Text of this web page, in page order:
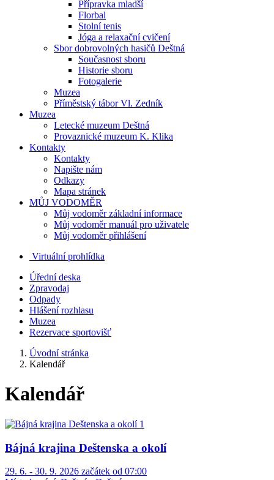
Přípravka mladší
Florbal
Stolní tenis
Jóga a relaxační cvičení
Sbor dobrovolných hasičů Deštná
Současnost sboru
Historie sboru
Fotogalerie
Muzea
Příměstský tábor Vl. Zedník
Muzea
Letecké muzeum Deštná
Provaznické muzeum K. Klika
Kontakty
Kontakty
Napište nám
Odkazy
Mapa stránek
MŮJ VODOMĚR
Můj vodoměr základní informace
Můj vodoměr manuál pro uživatele
Můj vodoměr přihlášení
Virtuální prohlídka
Úřední deska
Zpravodaj
Odpady
Hlášení rozhlasu
Muzea
Rezervace sportovišť
Úvodní stránka
Kalendář
Kalendář
Bájná krajina Deštenska a okolí
29. 6. - 30. 9. 2026 začátek od 07:00